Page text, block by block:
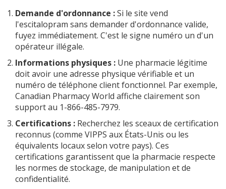
Demande d'ordonnance :Si le site vend
l'escitalopram sans demander d'ordonnance valide,
fuyez immédiatement. C'est le signe numéro un d'un
opérateur illégale.
Informations physiques : Une pharmacie légitime
doit avoir une adresse physique vérifiable et un
numéro de téléphone client fonctionnel. Par exemple,
Canadian Pharmacy World affiche clairement son
support au 1-866-485-7979.
Certifications : Recherchez les sceaux de certification
reconnus (comme VIPPS aux États-Unis ou les
équivalents locaux selon votre pays). Ces
certifications garantissent que la pharmacie respecte
les normes de stockage, de manipulation et de
confidentialité.